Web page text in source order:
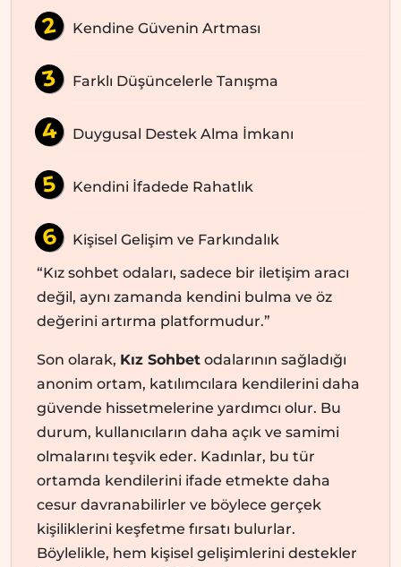
Kendine Güvenin Artması
Farklı Düşüncelerle Tanışma
Duygusal Destek Alma İmkanı
Kendini İfadede Rahatlık
Kişisel Gelişim ve Farkındalık
“Kız sohbet odaları, sadece bir iletişim aracı
değil, aynı zamanda kendini bulma ve öz
değerini artırma platformudur.”
Son olarak, Kız Sohbet odalarının sağladığı
anonim ortam, katılımcılara kendilerini daha
güvende hissetmelerine yardımcı olur. Bu
durum, kullanıcıların daha açık ve samimi
olmalarını teşvik eder. Kadınlar, bu tür
ortamda kendilerini ifade etmekte daha
cesur davranabilirler ve böylece gerçek
kişiliklerini keşfetme fırsatı bulurlar.
Böylelikle, hem kişisel gelişimlerini destekler